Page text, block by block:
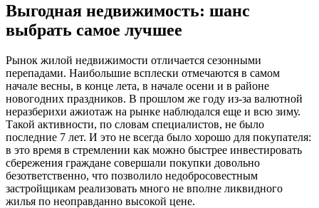
Выгодная недвижимость: шанс
выбрать самое лучшее
Рынок жилой недвижимости отличается сезонными
перепадами. Наибольшие всплески отмечаются в самом
начале весны, в конце лета, в начале осени и в районе
новогодних праздников. В прошлом же году из-за валютной
неразберихи ажиотаж на рынке наблюдался еще и всю зиму.
Такой активности, по словам специалистов, не было
последние 7 лет. И это не всегда было хорошо для покупателя:
в это время в стремлении как можно быстрее инвестировать
сбережения граждане совершали покупки довольно
безответственно, что позволило недобросовестным
застройщикам реализовать много не вполне ликвидного
жилья по неоправданно высокой цене.